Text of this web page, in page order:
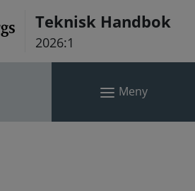
Teknisk Handbok
2026:1
Meny